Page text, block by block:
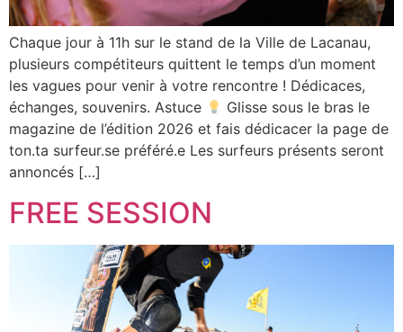
Chaque jour à 11h sur le stand de la Ville de Lacanau,
plusieurs compétiteurs quittent le temps d’un moment
les vagues pour venir à votre rencontre ! Dédicaces,
échanges, souvenirs. Astuce
Glisse sous le bras le
magazine de l’édition 2026 et fais dédicacer la page de
ton.ta surfeur.se préféré.e Les surfeurs présents seront
annoncés […]
FREE SESSION